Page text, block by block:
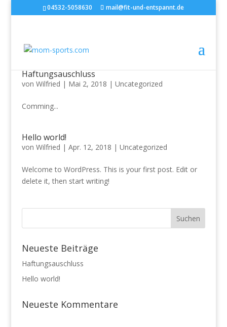
04532-5058630 mail@fit-und-entspannt.de
Haftungsauschluss
von Wilfried | Mai 2, 2018 | Uncategorized
Comming...
Hello world!
von Wilfried | Apr. 12, 2018 | Uncategorized
Welcome to WordPress. This is your first post. Edit or
delete it, then start writing!
Neueste Beiträge
Haftungsauschluss
Hello world!
Neueste Kommentare